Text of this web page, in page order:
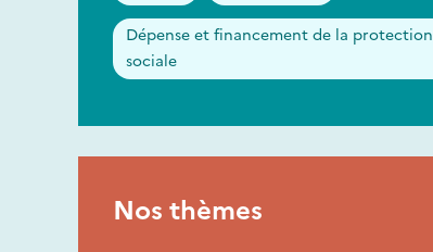
Dépense et financement de la protection
sociale
Nos thèmes